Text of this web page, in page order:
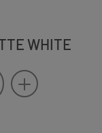
WHITE